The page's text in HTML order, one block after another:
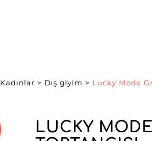
Kadınlar > Dış giyim > Lucky Mode
LUCKY